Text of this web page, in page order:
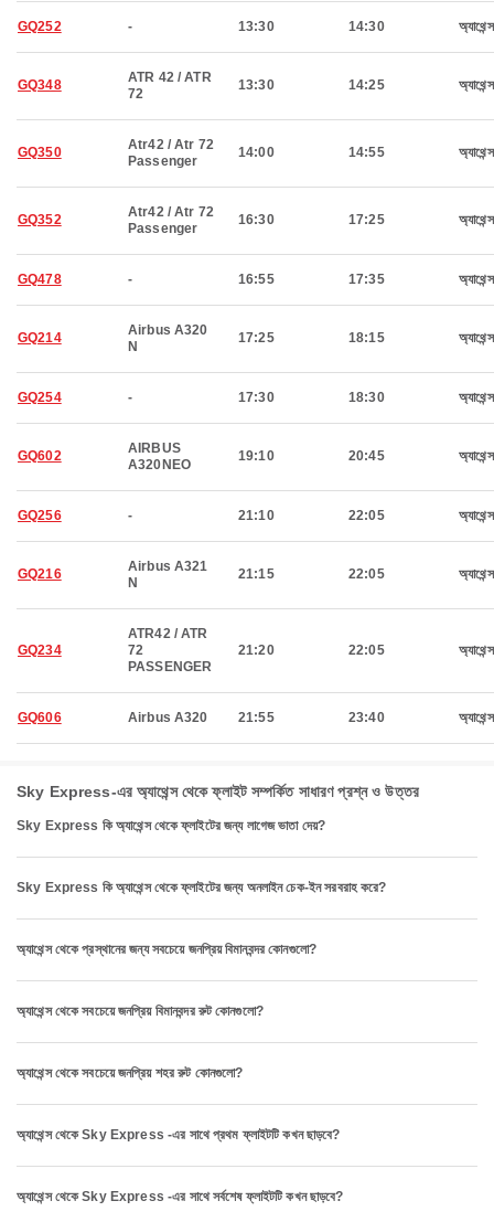
GQ252 - 13:30 14:30 অ্যাথেন্স
GQ348
ATR 42 / ATR
72
13:30 14:25 অ্যাথেন্স
GQ350
Atr42 / Atr 72
Passenger
14:00 14:55 অ্যাথেন্স
GQ352
Atr42 / Atr 72
Passenger
16:30 17:25 অ্যাথেন্স
GQ478 - 16:55 17:35 অ্যাথেন্স
GQ214
Airbus A320
N
17:25 18:15 অ্যাথেন্স
GQ254 - 17:30 18:30 অ্যাথেন্স
GQ602
AIRBUS
A320NEO
19:10 20:45 অ্যাথেন্স
GQ256 - 21:10 22:05 অ্যাথেন্স
GQ216
Airbus A321
N
21:15 22:05 অ্যাথেন্স
GQ234
ATR42 / ATR
72
PASSENGER
21:20 22:05 অ্যাথেন্স
GQ606 Airbus A320 21:55 23:40 অ্যাথেন্স
Sky Express-এর অ্যাথেন্স থেকে ফ্লাইট সম্পর্কিত সাধারণ প্রশ্ন ও উত্তর
Sky Express কি অ্যাথেন্স থেকে ফ্লাইটের জন্য লাগেজ ভাতা দেয়?
Sky Express কি অ্যাথেন্স থেকে ফ্লাইটের জন্য অনলাইন চেক-ইন সরবরাহ করে?
অ্যাথেন্স থেকে প্রস্থানের জন্য সবচেয়ে জনপ্রিয় বিমানবন্দর কোনগুলো?
অ্যাথেন্স থেকে সবচেয়ে জনপ্রিয় বিমানবন্দর রুট কোনগুলো?
অ্যাথেন্স থেকে সবচেয়ে জনপ্রিয় শহর রুট কোনগুলো?
অ্যাথেন্স থেকে Sky Express -এর সাথে প্রথম ফ্লাইটটি কখন ছাড়বে?
অ্যাথেন্স থেকে Sky Express -এর সাথে সর্বশেষ ফ্লাইটটি কখন ছাড়বে?